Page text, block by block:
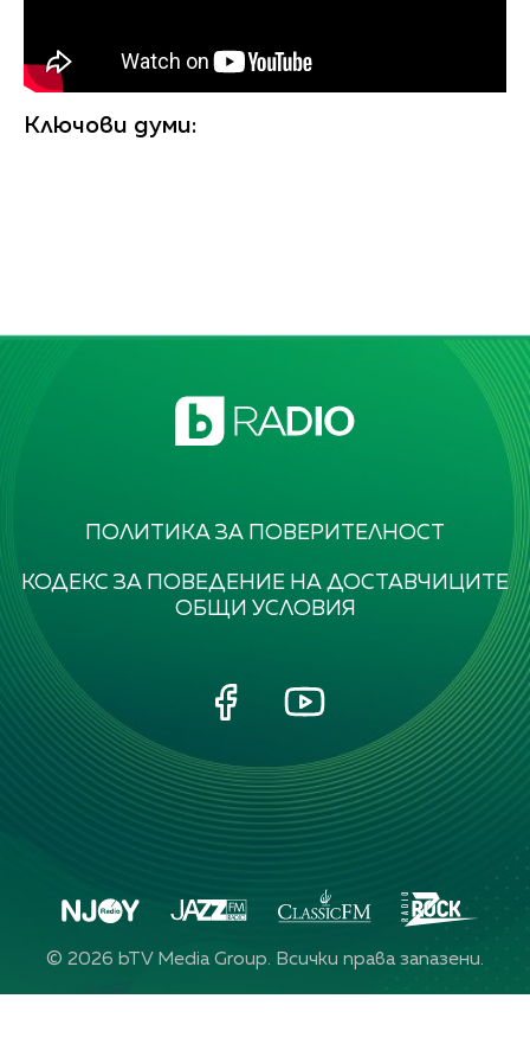
Ключови думи:
ПОЛИТИКА ЗА ПОВЕРИТЕЛНОСТ
КОДЕКС ЗА ПОВЕДЕНИЕ НА ДОСТАВЧИЦИТЕ
ОБЩИ УСЛОВИЯ
© 2026 bTV Media Group. Всички права запазени.